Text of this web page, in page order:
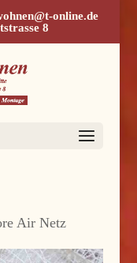
online.de
8
Air Netz